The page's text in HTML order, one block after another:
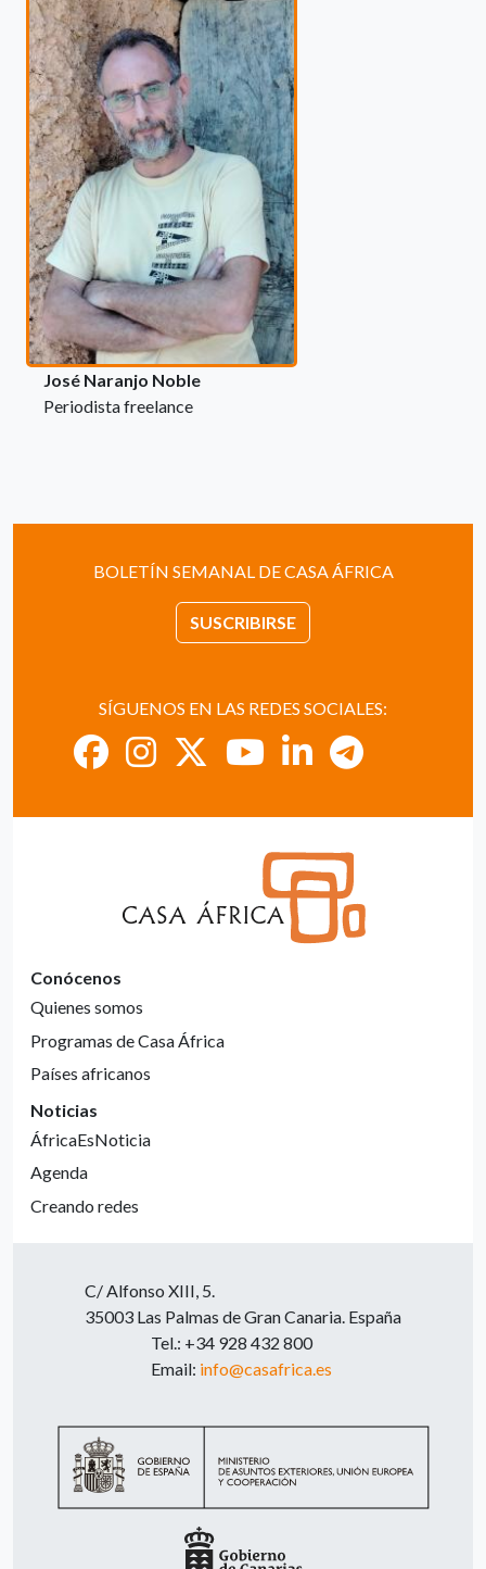
José Naranjo Noble
Periodista freelance
BOLETÍN SEMANAL DE CASA ÁFRICA
SUSCRIBIRSE
SÍGUENOS EN LAS REDES SOCIALES:
Conócenos
Quienes somos
Programas de Casa África
Países africanos
Noticias
ÁfricaEsNoticia
Agenda
Creando redes
C/ Alfonso XIII, 5.
35003 Las Palmas de Gran Canaria. España
Tel.: +34 928 432 800
Email: info@casafrica.es